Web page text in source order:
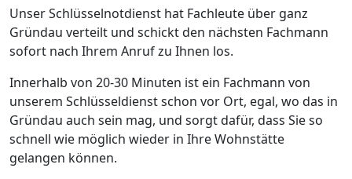
Unser Schlüsselnotdienst hat Fachleute über ganz
Gründau verteilt und schickt den nächsten Fachmann
sofort nach Ihrem Anruf zu Ihnen los.
Innerhalb von 20-30 Minuten ist ein Fachmann von
unserem Schlüsseldienst schon vor Ort, egal, wo das in
Gründau auch sein mag, und sorgt dafür, dass Sie so
schnell wie möglich wieder in Ihre Wohnstätte
gelangen können.